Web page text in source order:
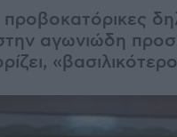
προβοκατόρικες
αγωνιώδη